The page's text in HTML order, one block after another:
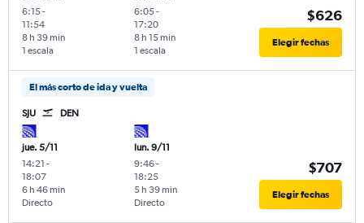
6:15-
11:54
1 escala
8 h 39 min
6:05-
17:20
1 escala
8 h 15 min
$626
Elegir fechas
El más corto de ida y vuelta
SJU DEN
jue. 5/11
14:21 -
18:07
Directo
6 h 46 min
lun. 9/11
9:46-
18:25
Directo
5 h 39 min
$707
Elegir fechas